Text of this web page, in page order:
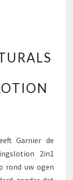
Garnier de
2in1
rond uw ogen